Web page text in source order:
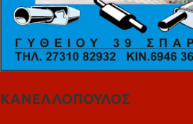
ΚΑΝΕΛΛΟΠΟΥΛΟΣ